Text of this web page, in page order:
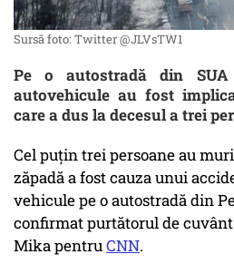
Sursă foto: Twitter @JLVsTW1
Pe o autostradă din
autovehicule au fost
care a dus la decesul a trei
Cel puțin trei persoane au
zăpadă a fost cauza unui
vehicule pe o autostradă din
confirmat purtătorul de
Mika pentruCNN.